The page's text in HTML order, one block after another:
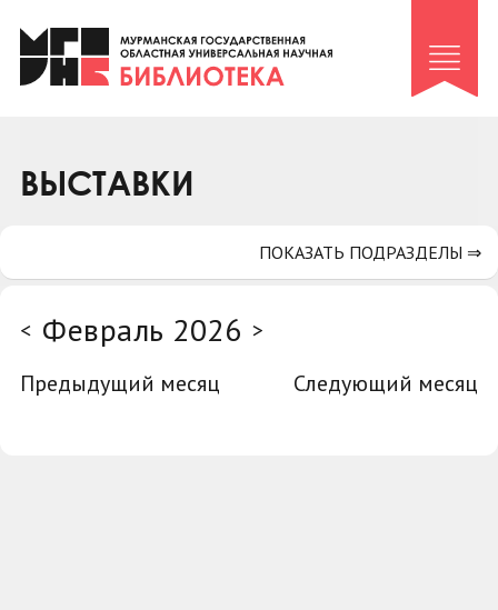
Клуб «Гиря и сельдерей»
Клуб «Семейный архив»
Коллегам
ВЫСТАВКИ
< Февраль 2026 >
Предыдущий месяц
Следующий месяц
ПОКАЗАТЬ ПОДРАЗДЕЛЫ ⇒